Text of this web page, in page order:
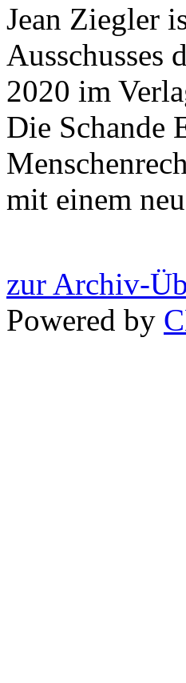
Jean Ziegler
Ausschusses
2020 im
Die Schande
mit einem
zur Archiv-
Powered by